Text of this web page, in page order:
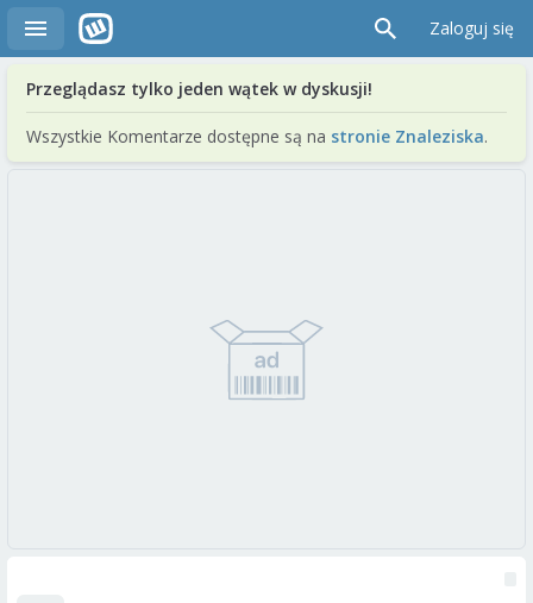
Zaloguj się
Przeglądasz tylko jeden wątek w dyskusji!
Wszystkie Komentarze dostępne są na stronie Znaleziska.